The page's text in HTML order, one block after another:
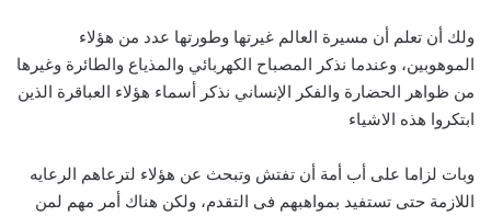
ولك أن تعلم أن مسيرة العالم غيرتها وطورتها عدد من هؤلاء
الموهوبين، وعندما نذكر المصباح الكهربائي والمذياع والطائرة وغيرها
من ظواهر الحضارة والفكر الإنساني نذكر أسماء هؤلاء العباقرة الذين
ابتكروا هذه الاشياء
وبات لزاما على أب أمة أن تفتش وتبحث عن هؤلاء لترعاهم الرعايه
اللازمة حتى تستفيد بمواهبهم فى التقدم، ولكن هناك أمر مهم لمن